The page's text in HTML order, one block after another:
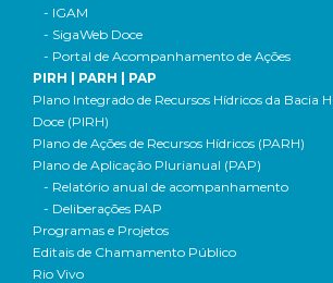
- IGAM
- SigaWeb Doce
- Portal de Acompanhamento de Ações
PIRH | PARH | PAP
Plano Integrado de Recursos Hídricos da Bacia
Doce (PIRH)
Plano de Ações de Recursos Hídricos (PARH)
Plano de Aplicação Plurianual (PAP)
- Relatório anual de acompanhamento
- Deliberações PAP
Programas e Projetos
Editais de Chamamento Público
Rio Vivo